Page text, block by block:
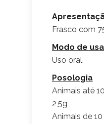
Frasco com
Modo de
Uso oral.
Posologia
Animais até
2,5g
Animais de